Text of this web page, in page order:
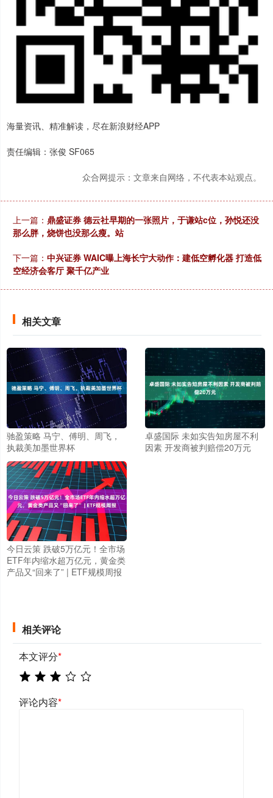
海量资讯、精准解读，尽在新浪财经APP
责任编辑：张俊 SF065
众合网提示：文章来自网络，不代表本站观点。
上一篇： 鼎盛证券 德云社早期的一张照片，于谦站c位，孙悦还没
那么胖，烧饼也没那么瘦。站
下一篇： 中兴证券 WAIC曝上海长宁大动作：建低空孵化器 打造低
空经济会客厅 聚千亿产业
相关文章
驰盈策略 马宁、傅明、周飞，
执裁美加墨世界杯
卓盛国际 未如实告知房屋不利
因素 开发商被判赔偿20万元
今日云策 跌破5万亿元！全市场
ETF年内缩水超万亿元，黄金类
产品又“回来了” | ETF规模周报
相关评论
本文评分*
评论内容*